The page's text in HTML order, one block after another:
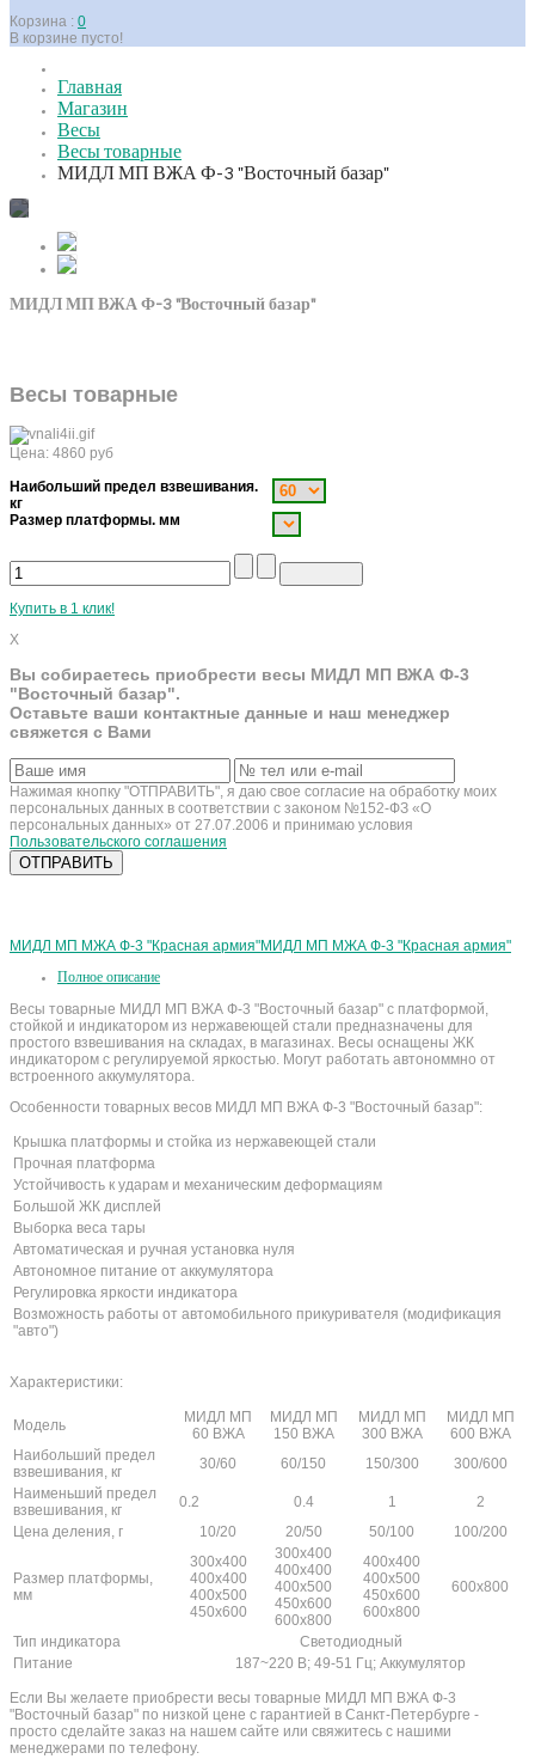
Корзина : 0
В корзине пусто!
Главная
Магазин
Весы
Весы товарные
МИДЛ МП ВЖА Ф-3 "Восточный базар"
МИДЛ МП ВЖА Ф-3 "Восточный базар"
Весы товарные
Цена: 4860 руб
Наибольший предел взвешивания.
кг
Размер платформы. мм
Купить в 1 клик!
X
Вы собираетесь приобрести весы МИДЛ МП ВЖА Ф-3
"Восточный базар".
Оставьте ваши контактные данные и наш менеджер
свяжется с Вами
Нажимая кнопку "ОТПРАВИТЬ", я даю свое согласие на обработку моих
персональных данных в соответствии с законом №152-ФЗ «О
персональных данных» от 27.07.2006 и принимаю условия
Пользовательского соглашения
МИДЛ МП МЖА Ф-3 "Красная армия"МИДЛ МП МЖА Ф-3 "Красная армия"
Полное описание
Весы товарные МИДЛ МП ВЖА Ф-3 "Восточный базар" с платформой,
стойкой и индикатором из нержавеющей стали предназначены для
простого взвешивания на складах, в магазинах. Весы оснащены ЖК
индикатором с регулируемой яркостью. Могут работать автономмно от
встроенного аккумулятора.
Особенности товарных весов МИДЛ МП ВЖА Ф-3 "Восточный базар":
Крышка платформы и стойка из нержавеющей стали
Прочная платформа
Устойчивость к ударам и механическим деформациям
Большой ЖК дисплей
Выборка веса тары
Автоматическая и ручная установка нуля
Автономное питание от аккумулятора
Регулировка яркости индикатора
Возможность работы от автомобильного прикуривателя (модификация
"авто")
Характеристики:
Модель
МИДЛ МП
60 ВЖА
МИДЛ МП
150 ВЖА
МИДЛ МП
300 ВЖА
МИДЛ МП
600 ВЖА
Наибольший предел
взвешивания, кг
30/60 60/150 150/300
300/600
Наименьший предел
взвешивания, кг
0.2 0.4 1
2
Цена деления, г
10/20 20/50 50/100 100/200
Размер платформы,
мм
300х400
400х400
400х500
450х600
300х400
400х400
400х500
450х600
600х800
400х400
400х500
450х600
600х800
600х800
Тип индикатора
Светодиодный
Питание
187~220 В; 49-51 Гц; Аккумулятор
Если Вы желаете приобрести весы товарные МИДЛ МП ВЖА Ф-3
"Восточный базар" по низкой цене с гарантией в Санкт-Петербурге -
просто сделайте заказ на нашем сайте или свяжитесь с нашими
менеджерами по телефону.